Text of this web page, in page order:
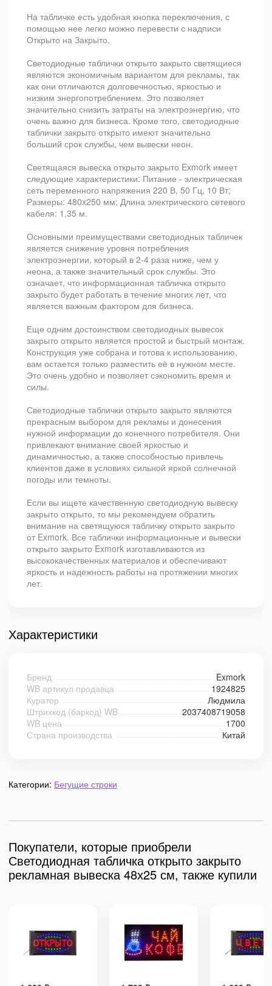
На табличке есть удобная кнопка переключения, с
помощью нее легко можно перевести с надписи
Открыто на Закрыто.
Светодиодные таблички открыто закрыто светящиеся
являются экономичным вариантом для рекламы, так
как они отличаются долговечностью, яркостью и
низким энергопотреблением. Это позволяет
значительно снизить затраты на электроэнергию, что
очень важно для бизнеса. Кроме того, светодиодные
таблички закрыто открыто имеют значительно
больший срок службы, чем вывески неон.
Светящаяся вывеска открыто закрыто Exmork имеет
следующие характеристики: Питание - электрическая
сеть переменного напряжения 220 В, 50 Гц, 10 Вт;
Размеры: 480x250 мм; Длина электрического сетевого
кабеля: 1,35 м.
Основными преимуществами светодиодных табличек
является снижение уровня потребления
электроэнергии, который в 2-4 раза ниже, чем у
неона, а также значительный срок службы. Это
означает, что информационная табличка открыто
закрыто будет работать в течение многих лет, что
является важным фактором для бизнеса.
Еще одним достоинством светодиодных вывесок
закрыто открыто является простой и быстрый монтаж.
Конструкция уже собрана и готова к использованию,
вам остается только разместить её в нужном месте.
Это очень удобно и позволяет сэкономить время и
силы.
Светодиодные таблички открыто закрыто являются
прекрасным выбором для рекламы и донесения
нужной информации до конечного потребителя. Они
привлекают внимание своей яркостью и
динамичностью, а также способностью привлечь
клиентов даже в условиях сильной яркой солнечной
погоды или темноты.
Если вы ищете качественную светодиодную вывеску
закрыто открыто, то мы рекомендуем обратить
внимание на светящуюся табличку открыто закрыто
от Exmork. Все таблички информационные и вывески
открыто закрыто Exmork изготавливаются из
высококачественных материалов и обеспечивают
яркость и надежность работы на протяжении многих
лет.
Характеристики
Бренд
Exmork
WB артикул продавца
1924825
Куратор
Людмила
Штрихкод (баркод) WB
2037408719058
WB цена
1700
Страна производства
Китай
Категории: Бегущие строки
Покупатели, которые приобрели
Светодиодная табличка открыто закрыто
рекламная вывеска 48х25 см, также купили